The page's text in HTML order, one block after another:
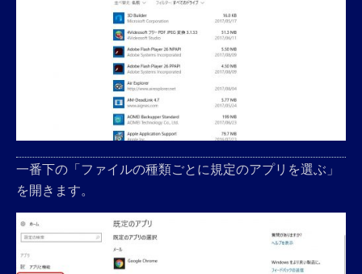
一番下の「ファイルの種類ごとに規定のアプリを選ぶ」
を開きます。